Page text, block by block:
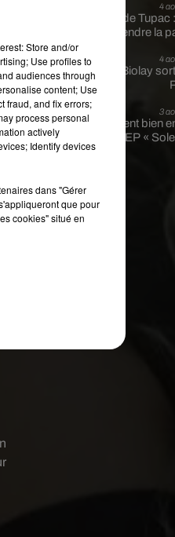
4
Meurtre de
prendre la
4
Benjamin Biolay
3
Rim’K revient bien
EP «
Store and/or
Use profiles to
audiences through
content; Use
fraud, and fix errors;
process personal
actively
Identify devices
dans "Gérer
que pour
cookies" situé en